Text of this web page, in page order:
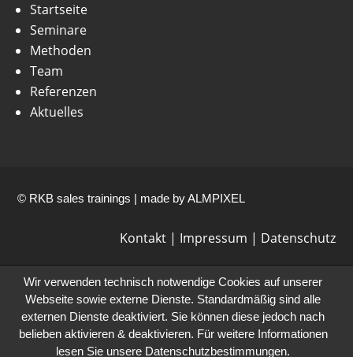
Startseite
Seminare
Methoden
Team
Referenzen
Aktuelles
© RKB sales trainings | made byALMPIXEL
Kontakt| Impressum | Datenschutz
Wir verwenden technisch notwendige Cookies auf unserer
Webseite sowie externe Dienste. Standardmäßig sind alle
externen Dienste deaktiviert. Sie können diese jedoch nach
belieben aktivieren & deaktivieren. Für weitere Informationen
lesen Sie unsere Datenschutzbestimmungen.